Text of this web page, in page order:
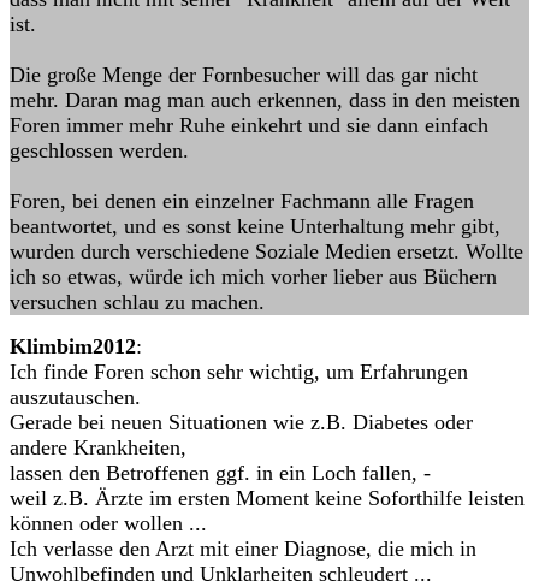
ist.
Die große Menge der Fornbesucher will das gar nicht
mehr. Daran mag man auch erkennen, dass in den meisten
Foren immer mehr Ruhe einkehrt und sie dann einfach
geschlossen werden.
Foren, bei denen ein einzelner Fachmann alle Fragen
beantwortet, und es sonst keine Unterhaltung mehr gibt,
wurden durch verschiedene Soziale Medien ersetzt. Wollte
ich so etwas, würde ich mich vorher lieber aus Büchern
versuchen schlau zu machen.
Klimbim2012:
Ich finde Foren schon sehr wichtig, um Erfahrungen
auszutauschen.
Gerade bei neuen Situationen wie z.B. Diabetes oder
andere Krankheiten,
lassen den Betroffenen ggf. in ein Loch fallen, -
weil z.B. Ärzte im ersten Moment keine Soforthilfe leisten
können oder wollen ...
Ich verlasse den Arzt mit einer Diagnose, die mich in
Unwohlbefinden und Unklarheiten schleudert ...